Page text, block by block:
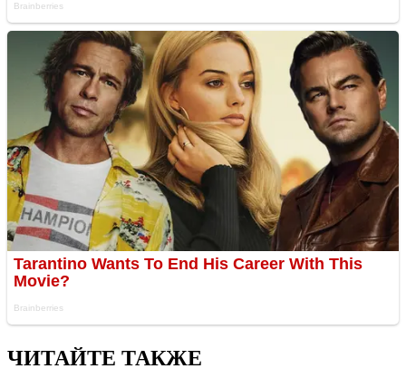
ЧИТАЙТЕ ТАКЖЕ